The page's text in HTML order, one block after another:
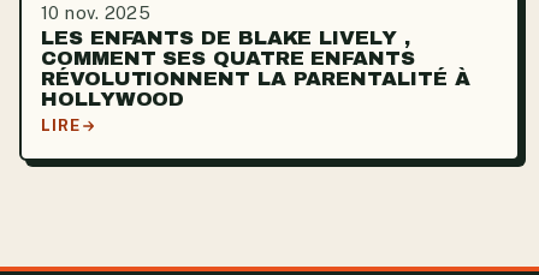
10 nov. 2025
LES ENFANTS DE BLAKE LIVELY ,
COMMENT SES QUATRE ENFANTS
RÉVOLUTIONNENT LA PARENTALITÉ À
HOLLYWOOD
LIRE